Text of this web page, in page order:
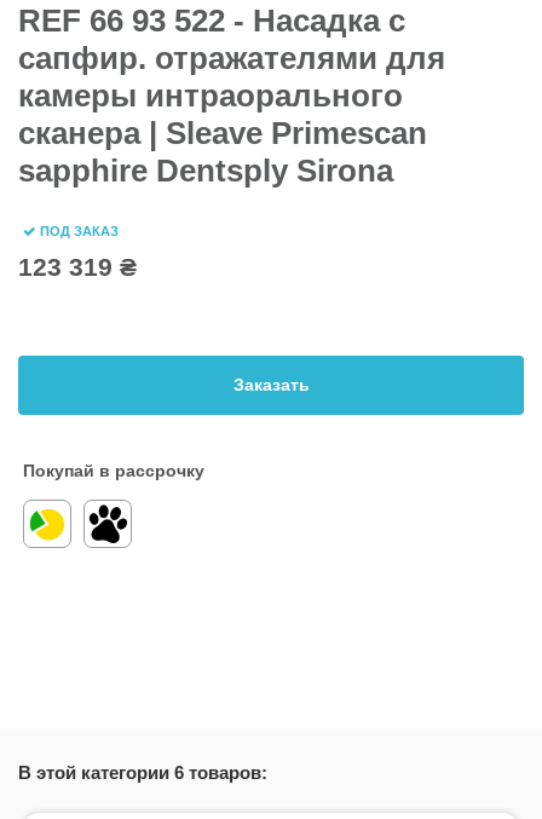
REF 66 93 522 - Насадка с
сапфир. отражателями для
камеры интраорального
сканера | Sleave Primescan
sapphire Dentsply Sirona
ПОД ЗАКАЗ
123 319 ₴
Заказать
Покупай в рассрочку
В этой категории 6 товаров: